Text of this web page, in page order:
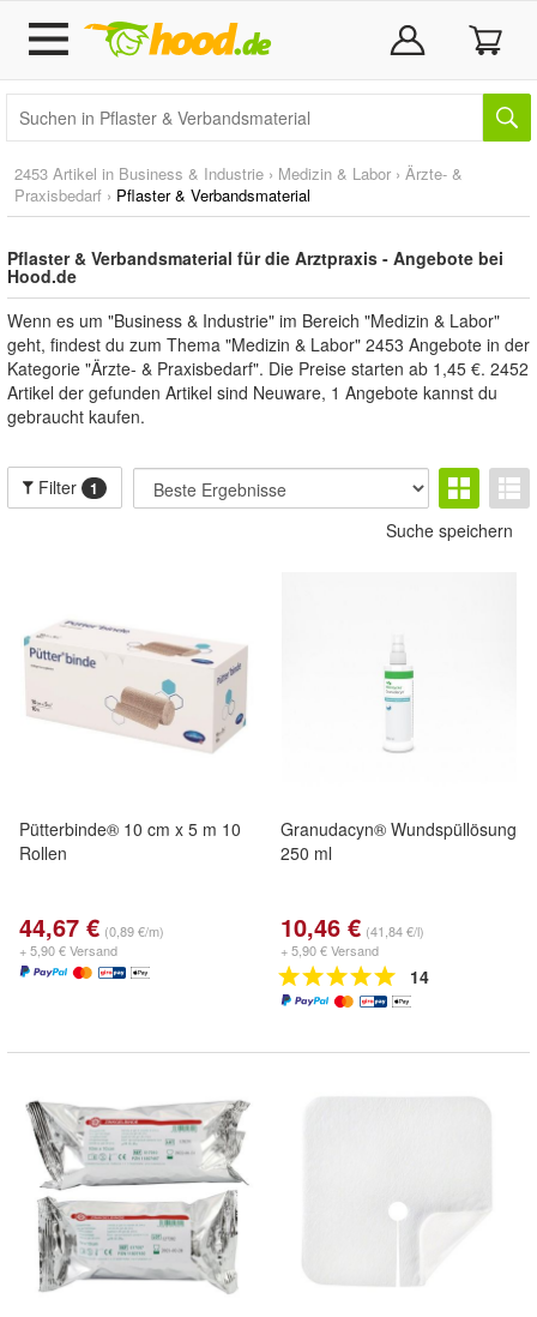
2453 Artikel in Business & Industrie › Medizin & Labor › Ärzte- &
Praxisbedarf › Pflaster & Verbandsmaterial
Pflaster & Verbandsmaterial für die Arztpraxis - Angebote bei
Hood.de
Wenn es um "Business & Industrie" im Bereich "Medizin & Labor"
geht, findest du zum Thema "Medizin & Labor" 2453 Angebote in der
Kategorie "Ärzte- & Praxisbedarf". Die Preise starten ab 1,45 €. 2452
Artikel der gefunden Artikel sind Neuware, 1 Angebote kannst du
gebraucht kaufen.
Filter 1
Suche speichern
Pütterbinde® 10 cm x 5 m 10
Rollen
44,67 € (0,89 €/m)
+ 5,90 € Versand
Granudacyn® Wundspüllösung
250 ml
10,46 € (41,84 €/l)
+ 5,90 € Versand
14